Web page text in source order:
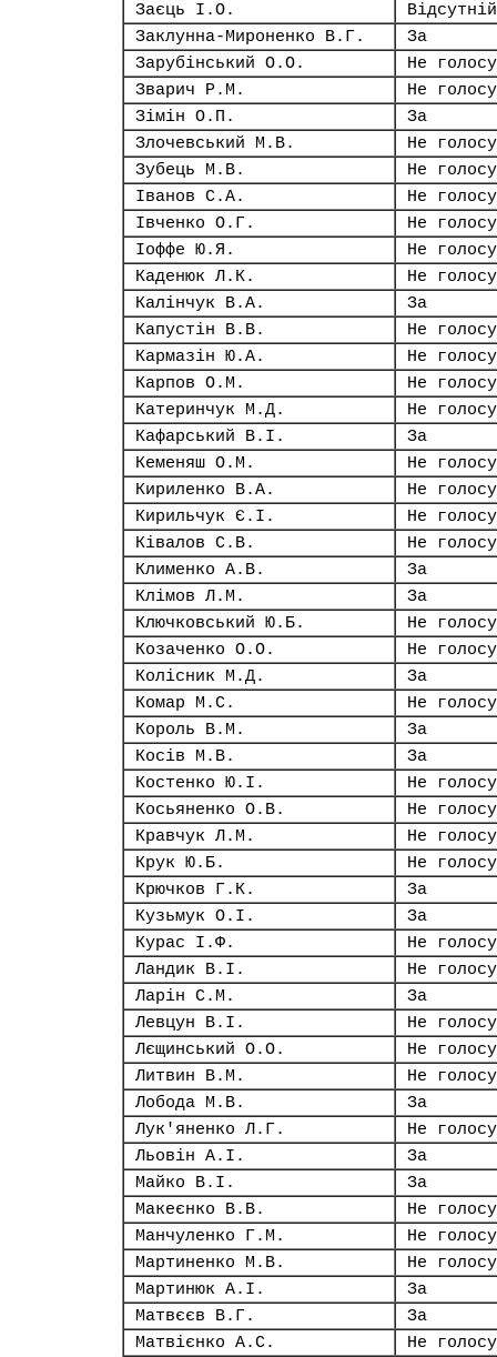
Заєць І.О.
Відсутній
Заклунна-Мироненко В.Г.
За
Зарубінський О.О.
Не
Зварич Р.М.
Не
Зімін О.П.
За
Злочевський М.В.
Не
Зубець М.В.
Не
Іванов С.А.
Не
Івченко О.Г.
Не
Іоффе Ю.Я.
Не
Каденюк Л.К.
Не
Калінчук В.А.
За
Капустін В.В.
Не
Кармазін Ю.А.
Не
Карпов О.М.
Не
Катеринчук М.Д.
Не
Кафарський В.І.
За
Кеменяш О.М.
Не
Кириленко В.А.
Не
Кирильчук Є.І.
Не
Ківалов С.В.
Не
Клименко А.В.
За
Клімов Л.М.
За
Ключковський Ю.Б.
Не
Козаченко О.О.
Не
Колісник М.Д.
За
Комар М.С.
Не
Король В.М.
За
Косів М.В.
За
Костенко Ю.І.
Не
Косьяненко О.В.
Не
Кравчук Л.М.
Не
Крук Ю.Б.
Не
Крючков Г.К.
За
Кузьмук О.І.
За
Курас І.Ф.
Не
Ландик В.І.
Не
Ларін С.М.
За
Левцун В.І.
Не
Лєщинський О.О.
Не
Литвин В.М.
Не
Лобода М.В.
За
Лук'яненко Л.Г.
Не
Льовін А.І.
За
Майко В.І.
За
Макеєнко В.В.
Не
Манчуленко Г.М.
Не
Мартиненко М.В.
Не
Мартинюк А.І.
За
Матвєєв В.Г.
За
Матвієнко А.С.
Не